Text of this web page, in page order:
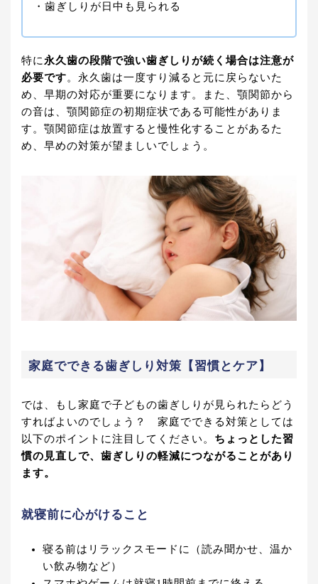
・歯ぎしりが日中も見られる
特に永久歯の段階で強い歯ぎしりが続く場合は注意が
必要です。永久歯は一度すり減ると元に戻らないた
め、早期の対応が重要になります。また、顎関節から
の音は、顎関節症の初期症状である可能性がありま
す。顎関節症は放置すると慢性化することがあるた
め、早めの対策が望ましいでしょう。
家庭でできる歯ぎしり対策【習慣とケア】
では、もし家庭で子どもの歯ぎしりが見られたらどう
すればよいのでしょう？ 家庭でできる対策としては
以下のポイントに注目してください。 ちょっとした習
慣の見直しで、歯ぎしりの軽減につながることがあり
ます。
就寝前に心がけること
寝る前はリラックスモードに（読み聞かせ、温か
い飲み物など）